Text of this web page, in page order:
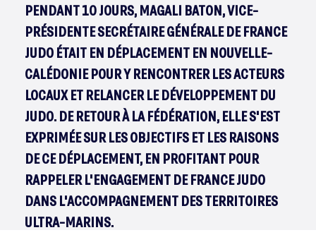
PENDANT 10 JOURS, MAGALI BATON, VICE-
PRÉSIDENTE SECRÉTAIRE GÉNÉRALE DE FRANCE
JUDO ÉTAIT EN DÉPLACEMENT EN NOUVELLE-
CALÉDONIE POUR Y RENCONTRER LES ACTEURS
LOCAUX ET RELANCER LE DÉVELOPPEMENT DU
JUDO. DE RETOUR À LA FÉDÉRATION, ELLE S'EST
EXPRIMÉE SUR LES OBJECTIFS ET LES RAISONS
DE CE DÉPLACEMENT, EN PROFITANT POUR
RAPPELER L'ENGAGEMENT DE FRANCE JUDO
DANS L'ACCOMPAGNEMENT DES TERRITOIRES
ULTRA-MARINS.